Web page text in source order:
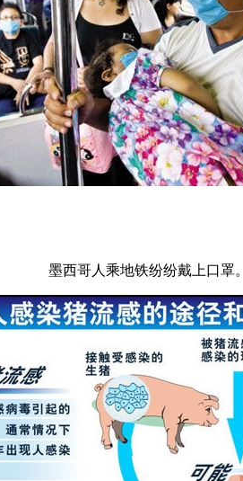
墨西哥人乘地铁纷纷戴上口罩。